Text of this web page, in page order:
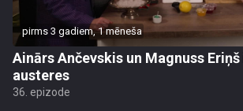
pirms 3 gadiem, 1 mēneša
Ainārs Ančevskis un Magnuss
austeres
36. epizode